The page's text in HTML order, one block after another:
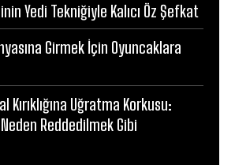
Yedi Tekniğiyle Kalıcı Öz Şefkat
Girmek İçin Oyuncaklara
Kırıklığına Uğratma Korkusu:
Reddedilmek Gibi